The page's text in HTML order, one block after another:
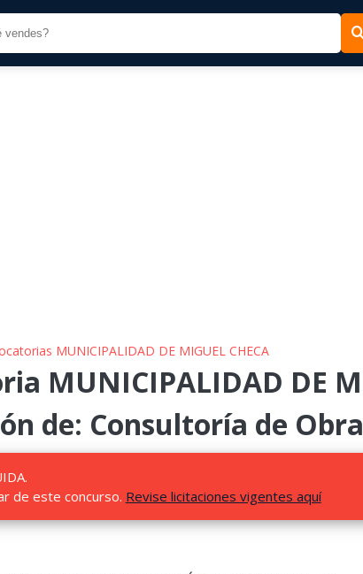
MUNICIPALIDAD DE MIGUEL CHECA
MUNICIPALIDAD DE
de: Consultoría de Obra
de este concurso. Revise licitaciones vigentes aquí